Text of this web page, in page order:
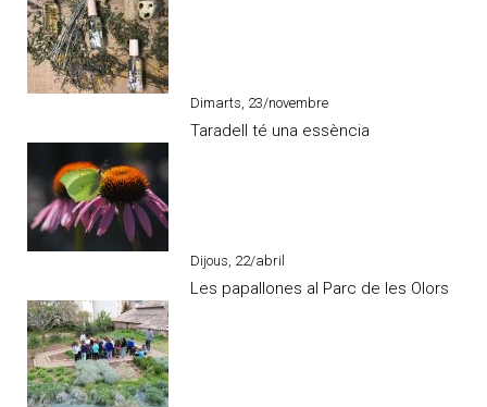
Dimarts, 23/novembre
Taradell té una essència
Dijous, 22/abril
Les papallones al Parc de les Olors